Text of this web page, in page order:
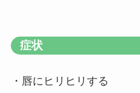
症状
・唇にヒリヒリする